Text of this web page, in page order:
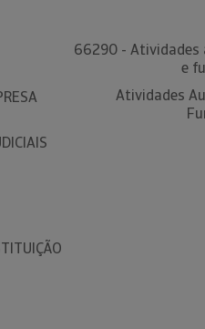
66290 - Atividades
e
Atividades